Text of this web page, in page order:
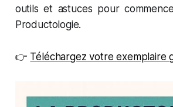
outils et astuces pour
Productologie.
👉 Téléchargez votre exemplaire